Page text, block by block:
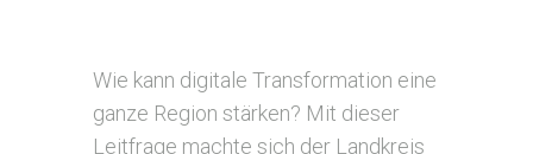
Wie kann digitale Transformation eine
ganze Region stärken? Mit dieser
Leitfrage machte sich der Landkreis